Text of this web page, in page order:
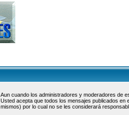
Aun cuando los administradores y moderadores de
Usted acepta que todos los mensajes publicados
mismos) por lo cual no se les considerará